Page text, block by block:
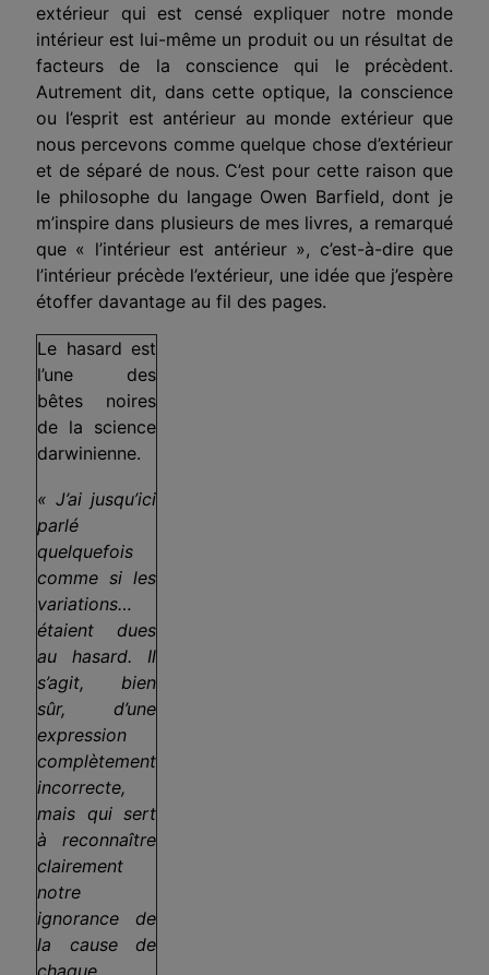
extérieur qui est censé expliquer notre monde
intérieur est lui-même un produit ou un résultat de
facteurs de la conscience qui le précèdent.
Autrement dit, dans cette optique, la conscience
ou l’esprit est antérieur au monde extérieur que
nous percevons comme quelque chose d’extérieur
et de séparé de nous. C’est pour cette raison que
le philosophe du langage Owen Barfield, dont je
m’inspire dans plusieurs de mes livres, a remarqué
que « l’intérieur est antérieur », c’est-à-dire que
l’intérieur précède l’extérieur, une idée que j’espère
étoffer davantage au fil des pages.
Le hasard est
l’une des
bêtes noires
de la science
darwinienne.
« J’ai jusqu’ici
parlé
quelquefois
comme si les
variations…
étaient dues
au hasard. Il
s’agit, bien
sûr, d’une
expression
complètement
incorrecte,
mais qui sert
à reconnaître
clairement
notre
ignorance de
la cause de
chaque